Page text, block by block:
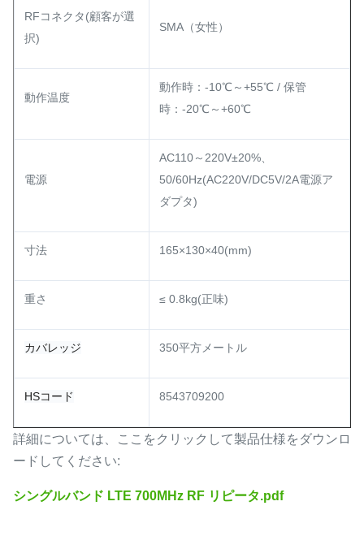
RFコネクタ(顧客が選
択)
SMA（女性）
動作温度
動作時：-10℃～+55℃ / 保管
時：-20℃～+60℃
電源
AC110～220V±20%、
50/60Hz(AC220V/DC5V/2A電源ア
ダプタ)
寸法 165×130×40(mm)
重さ ≤ 0.8kg(正味)
カバレッジ 350平方メートル
HSコード 8543709200
詳細については、ここをクリックして製品仕様をダウンロ
ードしてください:
シングルバンド LTE 700MHz RF リピータ.pdf